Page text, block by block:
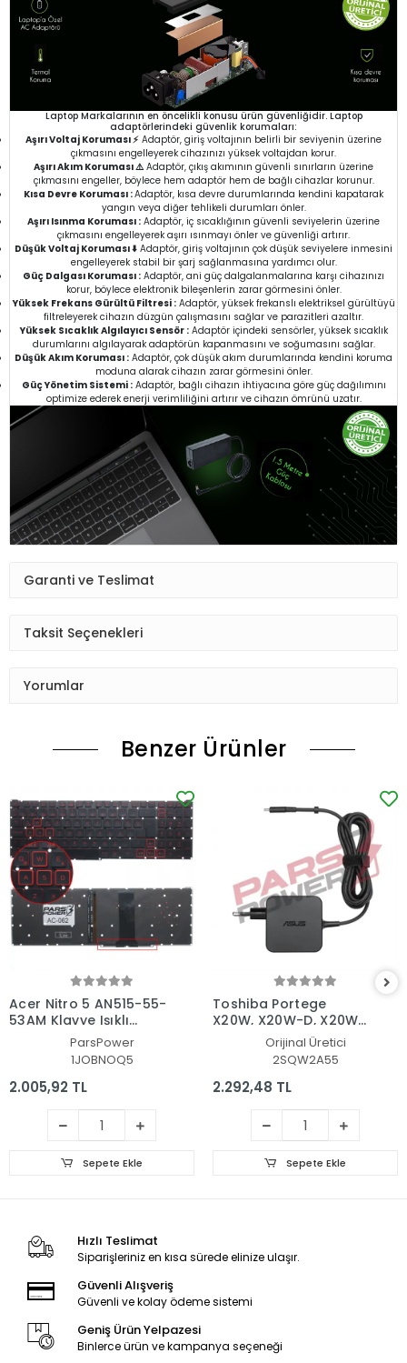
Laptop Markalarının en öncelikli konusu ürün güvenliğidir. Laptop
adaptörlerindeki güvenlik korumaları:
Aşırı Voltaj Koruması ⚡ Adaptör, giriş voltajının belirli bir seviyenin üzerine
çıkmasını engelleyerek cihazınızı yüksek voltajdan korur.
Aşırı Akım Koruması ⚠️Adaptör, çıkış akımının güvenli sınırların üzerine
çıkmasını engeller, böylece hem adaptör hem de bağlı cihazlar korunur.
Kısa Devre Koruması :Adaptör, kısa devre durumlarında kendini kapatarak
yangın veya diğer tehlikeli durumları önler.
Aşırı Isınma Koruması : Adaptör, iç sıcaklığının güvenli seviyelerin üzerine
çıkmasını engelleyerek aşırı ısınmayı önler ve güvenliği artırır.
Düşük Voltaj Koruması ⬇️ Adaptör, giriş voltajının çok düşük seviyelere inmesini
engelleyerek stabil bir şarj sağlanmasına yardımcı olur.
Güç Dalgası Koruması : Adaptör, ani güç dalgalanmalarına karşı cihazınızı
korur, böylece elektronik bileşenlerin zarar görmesini önler.
Yüksek Frekans Gürültü Filtresi :Adaptör, yüksek frekanslı elektriksel gürültüyü
filtreleyerek cihazın düzgün çalışmasını sağlar ve parazitleri azaltır.
Yüksek Sıcaklık Algılayıcı Sensör :Adaptör içindeki sensörler, yüksek sıcaklık
durumlarını algılayarak adaptörün kapanmasını ve soğumasını sağlar.
Düşük Akım Koruması : Adaptör, çok düşük akım durumlarında kendini koruma
moduna alarak cihazın zarar görmesini önler.
Güç Yönetim Sistemi :Adaptör, bağlı cihazın ihtiyacına göre güç dağılımını
optimize ederek enerji verimliliğini artırır ve cihazın ömrünü uzatır.
Garanti ve Teslimat
Taksit Seçenekleri
Yorumlar
Benzer Ürünler
Acer Nitro 5 AN515-55-
53AM Klavye Işıklı
(Siyah TR)ParsPower
1JOBNOQ5
2.005,92 TL
Sepete Ekle
Toshiba Portege
X20W, X20W-D, X20W-
E Adaptör Şarj Aleti-
Orijinal Üretici
2SQW2A55
2.292,48 TL
Sepete Ekle
Hızlı Teslimat
Siparişleriniz en kısa sürede elinize ulaşır.
Güvenli Alışveriş
Güvenli ve kolay ödeme sistemi
Geniş Ürün Yelpazesi
Binlerce ürün ve kampanya seçeneği